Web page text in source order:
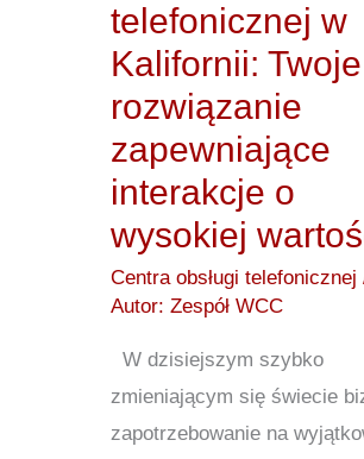
telefonicznej w
Kalifornii: Twoje
rozwiązanie
zapewniające
interakcje o
wysokiej
Centra obsługi telefonicznej
Autor:Zespół WCC
W dzisiejszym szybko
zmieniającym się świecie
zapotrzebowanie na
interakcje
o
wysokiej
wartości